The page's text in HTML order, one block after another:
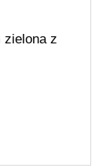
zielona z